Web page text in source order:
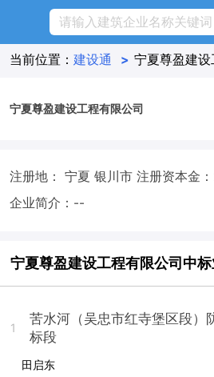
当前位置： 建设通 > 宁夏尊盈建
宁夏尊盈建设工程有限公司
注册地： 宁夏 银川市 注册资本金
企业简介：--
宁夏尊盈建设工程有限公司中
1
苦水河（吴忠市红寺堡区段）
标段
田启东